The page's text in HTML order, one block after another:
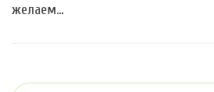
желаем…